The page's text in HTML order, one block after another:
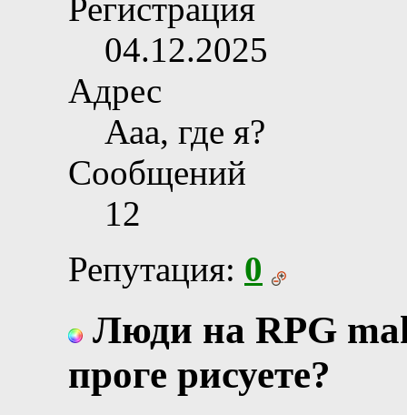
Регистрация
04.12.2025
Адрес
Ааа, где я?
Сообщений
12
Репутация: 0
Люди на RPG
проге рисуете?